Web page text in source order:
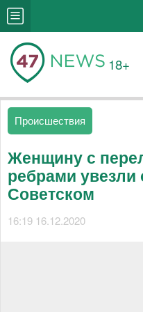
18+
Происшествия
Женщину с
ребрами увезли
Советском
16:19 16.12.2020